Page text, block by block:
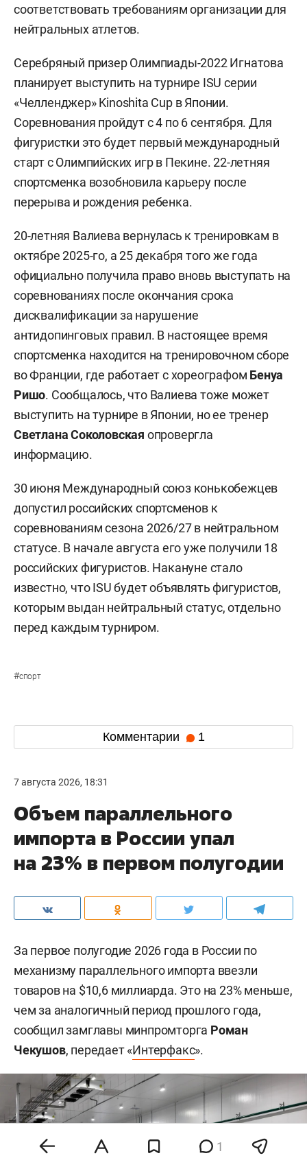
соответствовать требованиям организации для
нейтральных атлетов.
Серебряный призер Олимпиады-2022 Игнатова
планирует выступить на турнире ISU серии
«Челленджер» Kinoshita Cup в Японии.
Соревнования пройдут с 4 по 6 сентября. Для
фигуристки это будет первый международный
старт с Олимпийских игр в Пекине. 22-летняя
спортсменка возобновила карьеру после
перерыва и рождения ребенка.
20-летняя Валиева вернулась к тренировкам в
октябре 2025-го, а 25 декабря того же года
официально получила право вновь выступать на
соревнованиях после окончания срока
дисквалификации за нарушение
антидопинговых правил. В настоящее время
спортсменка находится на тренировочном сборе
во Франции, где работает с хореографом Бенуа
Ришо. Сообщалось, что Валиева тоже может
выступить на турнире в Японии, но ее тренер
Светлана Соколовская опровергла
информацию.
30 июня Международный союз конькобежцев
допустил российских спортсменов к
соревнованиям сезона 2026/27 в нейтральном
статусе. В начале августа его уже получили 18
российских фигуристов. Накануне стало
известно, что ISU будет объявлять фигуристов,
которым выдан нейтральный статус, отдельно
перед каждым турниром.
#спорт
Комментарии 1
7 августа 2026, 18:31
Объем параллельного
импорта в России упал
на 23% в первом полугодии
За первое полугодие 2026 года в России по
механизму параллельного импорта ввезли
товаров на $10,6 миллиарда. Это на 23% меньше,
чем за аналогичный период прошлого года,
сообщил замглавы минпромторга Роман
Чекушов, передает «Интерфакс».
1